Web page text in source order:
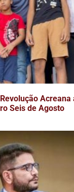
Acreana
Seis de Agosto